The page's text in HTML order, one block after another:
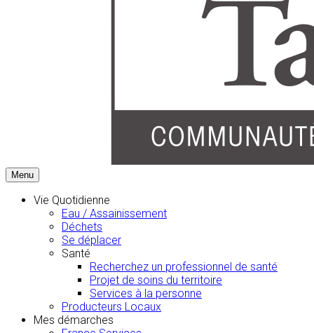
Menu
Vie Quotidienne
Eau / Assainissement
Déchets
Se déplacer
Santé
Recherchez un professionnel de santé
Projet de soins du territoire
Services à la personne
Producteurs Locaux
Mes démarches